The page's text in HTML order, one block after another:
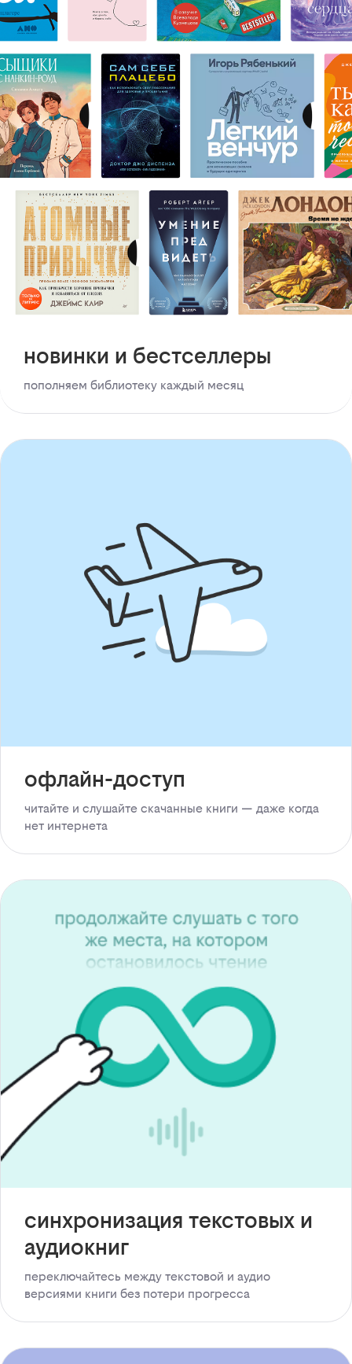
новинки и бестселлеры
пополняем библиотеку каждый месяц
офлайн-доступ
читайте и слушайте скачанные книги — даже когда
нет интернета
синхронизация текстовых и
аудиокниг
переключайтесь между текстовой и аудио
версиями книги без потери прогресса